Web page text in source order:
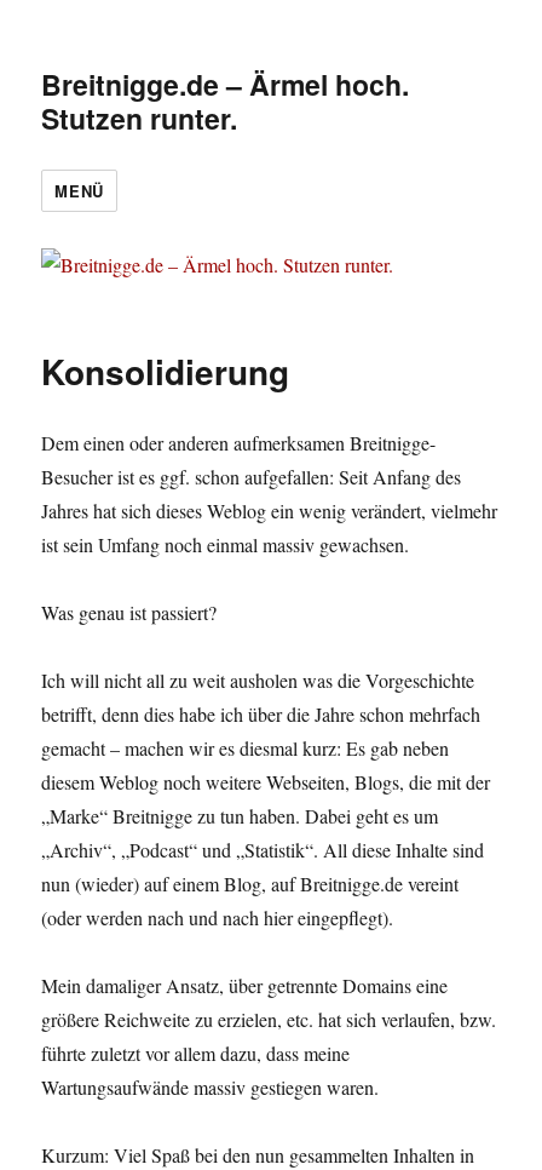
Breitnigge.de – Ärmel hoch.
Stutzen runter.
MENÜ
Konsolidierung
Dem einen oder anderen aufmerksamen Breitnigge-
Besucher ist es ggf. schon aufgefallen: Seit Anfang des
Jahres hat sich dieses Weblog ein wenig verändert, vielmehr
ist sein Umfang noch einmal massiv gewachsen.
Was genau ist passiert?
Ich will nicht all zu weit ausholen was die Vorgeschichte
betrifft, denn dies habe ich über die Jahre schon mehrfach
gemacht – machen wir es diesmal kurz: Es gab neben
diesem Weblog noch weitere Webseiten, Blogs, die mit der
„Marke“ Breitnigge zu tun haben. Dabei geht es um
„Archiv“, „Podcast“ und „Statistik“. All diese Inhalte sind
nun (wieder) auf einem Blog, auf Breitnigge.de vereint
(oder werden nach und nach hier eingepflegt).
Mein damaliger Ansatz, über getrennte Domains eine
größere Reichweite zu erzielen, etc. hat sich verlaufen, bzw.
führte zuletzt vor allem dazu, dass meine
Wartungsaufwände massiv gestiegen waren.
Kurzum: Viel Spaß bei den nun gesammelten Inhalten in